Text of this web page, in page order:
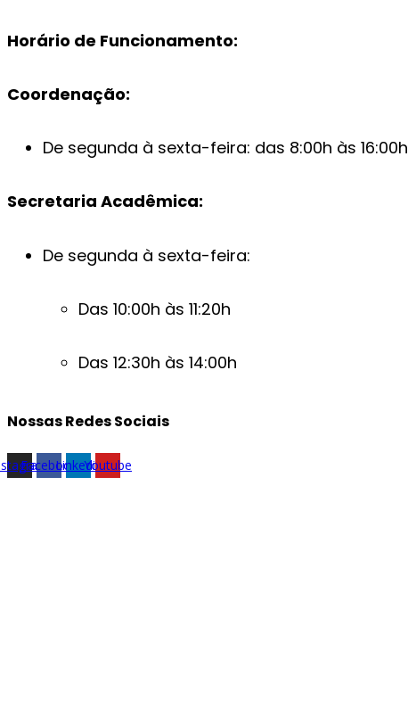
Horário de Funcionamento:
Coordenação:
De segunda à sexta-feira: das 8:00h às 16:00h
Secretaria Acadêmica:
De segunda à sexta-feira:
Das 10:00h às 11:20h
Das 12:30h às 14:00h
Nossas Redes Sociais
FacebookLinkedinYoutube